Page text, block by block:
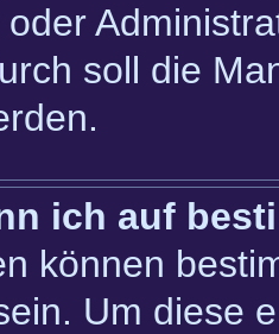
soll die
ich auf
können
Um diese